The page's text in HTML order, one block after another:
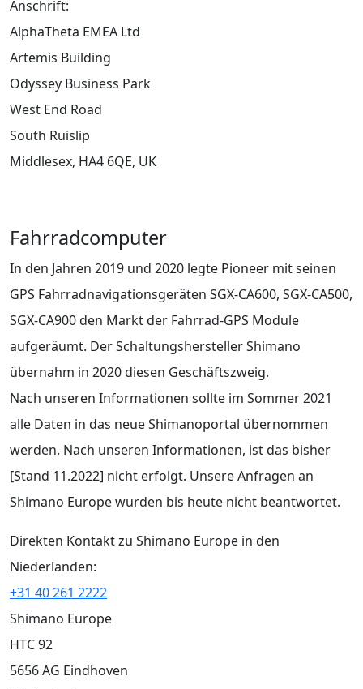
Anschrift:
AlphaTheta EMEA Ltd
Artemis Building
Odyssey Business Park
West End Road
South Ruislip
Middlesex, HA4 6QE, UK
Fahrradcomputer
In den Jahren 2019 und 2020 legte Pioneer mit seinen
GPS Fahrradnavigationsgeräten SGX-CA600, SGX-CA500,
SGX-CA900 den Markt der Fahrrad-GPS Module
aufgeräumt. Der Schaltungshersteller Shimano
übernahm in 2020 diesen Geschäftszweig.
Nach unseren Informationen sollte im Sommer 2021
alle Daten in das neue Shimanoportal übernommen
werden. Nach unseren Informationen, ist das bisher
[Stand 11.2022] nicht erfolgt. Unsere Anfragen an
Shimano Europe wurden bis heute nicht beantwortet.
Direkten Kontakt zu Shimano Europe in den
Niederlanden:
+31 40 261 2222
Shimano Europe
HTC 92
5656 AG Eindhoven